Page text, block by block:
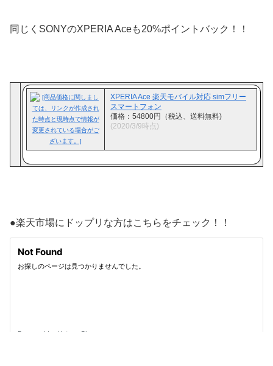
同じくSONYのXPERIA Aceも20%ポイントバック！！
XPERIA Ace 楽天モバイル対応 simフリー
スマートフォン
価格：54800円（税込、送料無料)
(2020/3/9時点)
●楽天市場にドップリな方はこちらをチェック！！